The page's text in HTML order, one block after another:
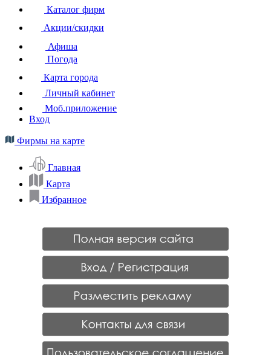
Каталог фирм
Акции/скидки
Афиша
Погода
Карта города
Личный кабинет
Моб.приложение
Вход
Фирмы на карте
Главная
Карта
Избранное